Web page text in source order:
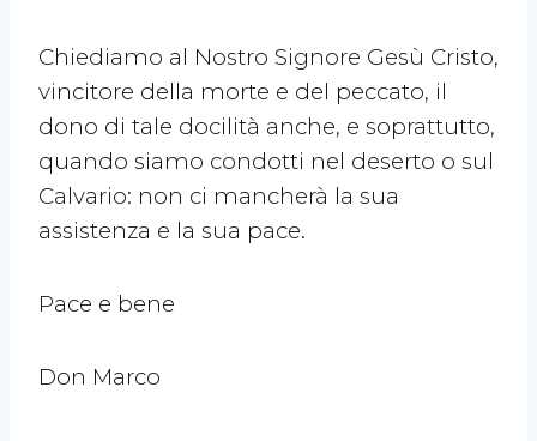
Chiediamo al Nostro Signore Gesù Cristo,
vincitore della morte e del peccato, il
dono di tale docilità anche, e soprattutto,
quando siamo condotti nel deserto o sul
Calvario: non ci mancherà la sua
assistenza e la sua pace.
Pace e bene
Don Marco